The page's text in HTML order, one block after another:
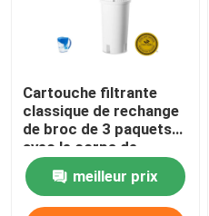
Cartouche filtrante
classique de rechange
de broc de 3 paquets
avec le corps de
plastique de catégorie
comestiblemeilleur prix